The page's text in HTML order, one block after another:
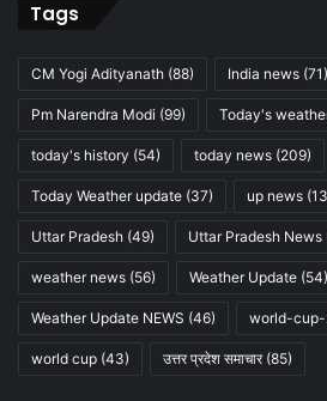
Tags
CM Yogi Adityanath (88) India news (71)
Pm Narendra Modi (99) Today's
today's history (54) today news (209)
Today Weather update (37) up news
Uttar Pradesh (49) Uttar Pradesh News
weather news (56) Weather Update (54)
Weather Update NEWS (46) world-
world cup (43) उत्तर प्रदेश समाचार(85)